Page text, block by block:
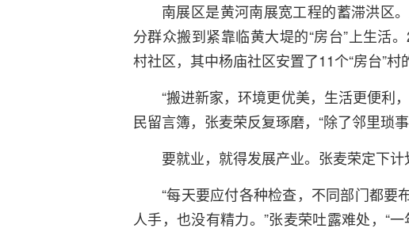
南展区是黄河南展宽工程的蓄滞洪区
分群众搬到紧靠临黄大堤的“房台”上生活
村社区，其中杨庙社区安置了11个“房台”村
“搬进新家，环境更优美，生活更便利
民留言簿，张麦荣反复琢磨，“除了邻里琐
要就业，就得发展产业。张麦荣定下计
“每天要应付各种检查，不同部门都
人手，也没有精力。”张麦荣吐露难处，“